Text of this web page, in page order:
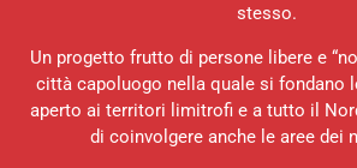
stesso.
Un progetto frutto di persone libere e
città capoluogo nella quale si fondano
aperto ai territori limitrofi e a tutto il
di coinvolgere anche le aree dei